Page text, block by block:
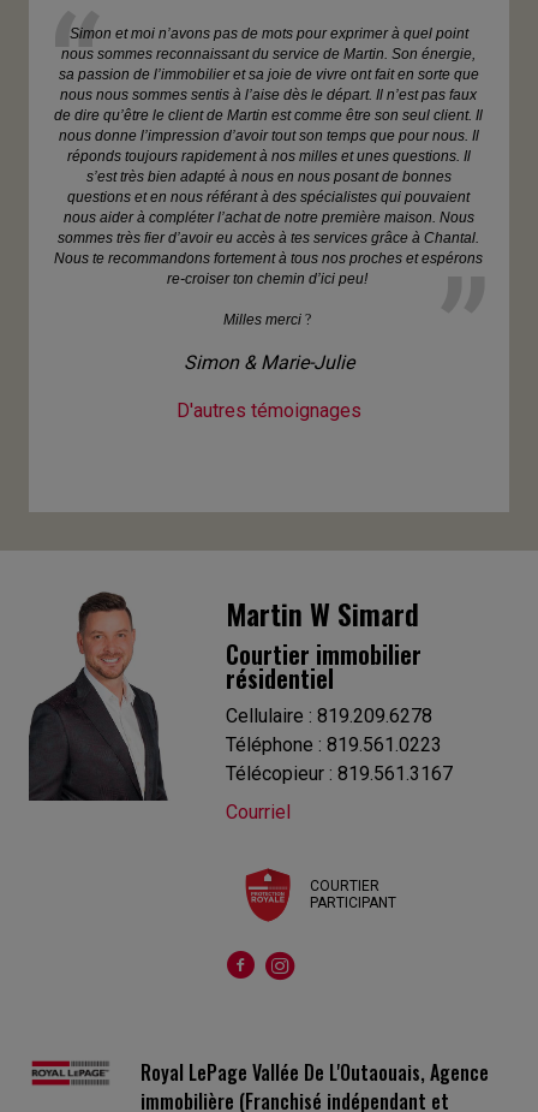
Simon et moi n’avons pas de mots pour exprimer à quel point
nous sommes reconnaissant du service de Martin. Son énergie,
sa passion de l’immobilier et sa joie de vivre ont fait en sorte que
nous nous sommes sentis à l’aise dès le départ. Il n’est pas faux
de dire qu’être le client de Martin est comme être son seul client. Il
nous donne l’impression d’avoir tout son temps que pour nous. Il
réponds toujours rapidement à nos milles et unes questions. Il
s’est très bien adapté à nous en nous posant de bonnes
questions et en nous référant à des spécialistes qui pouvaient
nous aider à compléter l’achat de notre première maison. Nous
sommes très fier d’avoir eu accès à tes services grâce à Chantal.
Nous te recommandons fortement à tous nos proches et espérons
re-croiser ton chemin d’ici peu!
Milles merci ?
Simon & Marie-Julie
D'autres témoignages
Martin W Simard
Courtier immobilier
résidentiel
Cellulaire : 819.209.6278
Téléphone : 819.561.0223
Télécopieur : 819.561.3167
Courriel
COURTIER
PARTICIPANT
Royal LePage Vallée De L'Outaouais, Agence
immobilière (Franchisé indépendant et